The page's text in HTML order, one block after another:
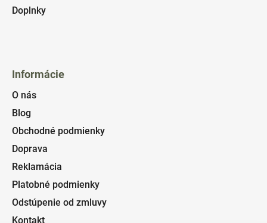
Doplnky
Informácie
O nás
Blog
Obchodné podmienky
Doprava
Reklamácia
Platobné podmienky
Odstúpenie od zmluvy
Kontakt